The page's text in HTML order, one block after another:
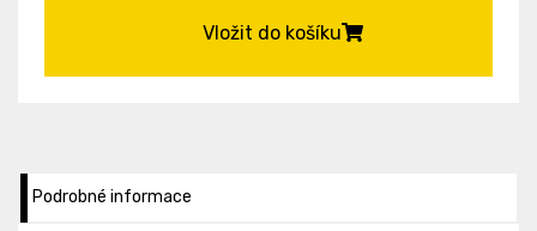
Vložit do košíku
Podrobné informace